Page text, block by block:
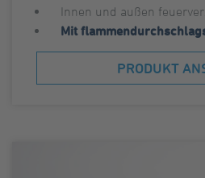
Innen und außen
Mit
PRODUKT